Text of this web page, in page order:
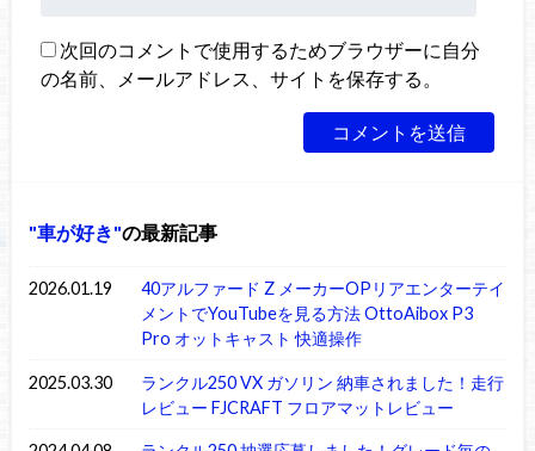
次回のコメントで使用するためブラウザーに自分
の名前、メールアドレス、サイトを保存する。
車が好き の最新記事
2026.01.19
40アルファード Z メーカーOPリアエンターテイ
メントでYouTubeを見る方法 OttoAibox P3
Pro オットキャスト 快適操作
2025.03.30
ランクル250 VX ガソリン 納車されました！走行
レビュー FJCRAFT フロアマットレビュー